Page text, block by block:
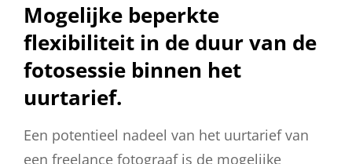
Mogelijke beperkte
flexibiliteit in de duur van de
fotosessie binnen het
uurtarief.
Een potentieel nadeel van het uurtarief van
een freelance fotograaf is de mogelijke